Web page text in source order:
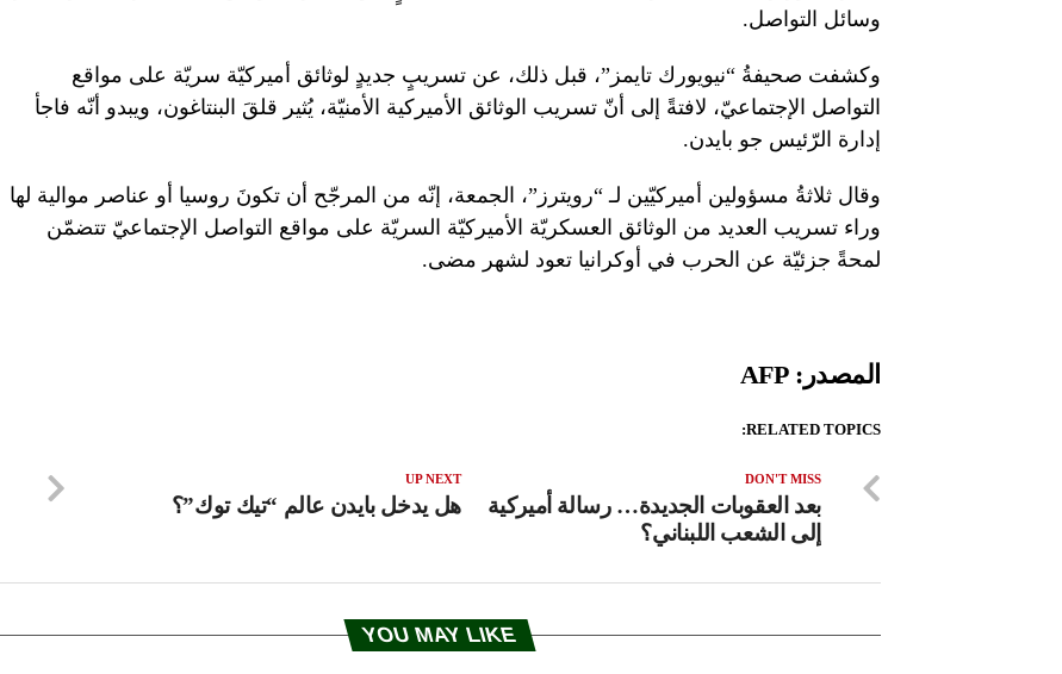
وسائل التواصل.
وكشفت صحيفةُ “نيويورك تايمز”، قبل ذلك، عن تسريبٍ جديدٍ لوثائق أميركيّة سريّة على مواقع
التواصل الإجتماعيّ، لافتةً إلى أنّ تسريب الوثائق الأميركية الأمنيّة، يُثير قلقَ البنتاغون، ويبدو أنّه فاجأ
إدارة الرّئيس جو بايدن.
وقال ثلاثةُ مسؤولين أميركيّين لـ “رويترز”، الجمعة، إنّه من المرجّح أن تكونَ روسيا أو عناصر موالية لها
وراء تسريب العديد من الوثائق العسكريّة الأميركيّة السريّة على مواقع التواصل الإجتماعيّ تتضمّن
لمحةً جزئيّة عن الحرب في أوكرانيا تعود لشهر مضى.
المصدر: AFP
RELATED TOPICS:
UP NEXT
هل يدخل بايدن عالم “تيك توك”؟
DON'T MISS
بعد العقوبات الجديدة… رسالة أميركية
إلى الشعب اللبناني؟
YOU MAY LIKE